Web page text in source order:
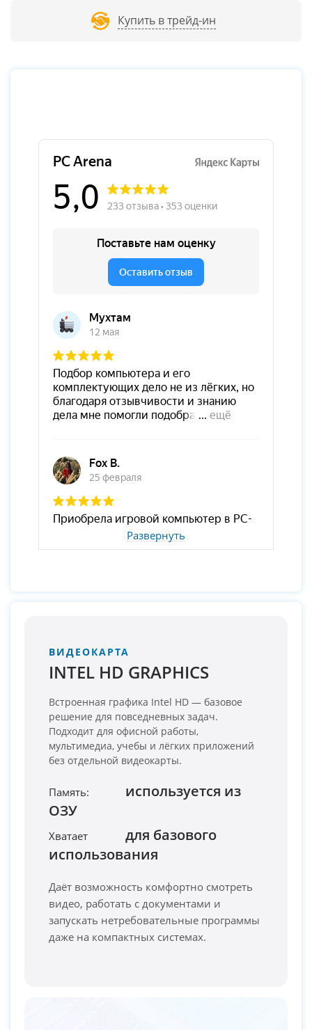
Купить в трейд-ин
Развернуть
ВИДЕОКАРТА
INTEL HD GRAPHICS
Встроенная графика Intel HD — базовое
решение для повседневных задач.
Подходит для офисной работы,
мультимедиа, учебы и лёгких приложений
без отдельной видеокарты.
Память:
используется из
ОЗУ
Хватает
для базового
использования
Даёт возможность комфортно смотреть
видео, работать с документами и
запускать нетребовательные программы
даже на компактных системах.